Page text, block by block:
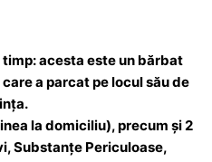
acesta este un bărbat
a parcat pe locul său de
la domiciliu), precum și 2
Substanțe Periculoase,